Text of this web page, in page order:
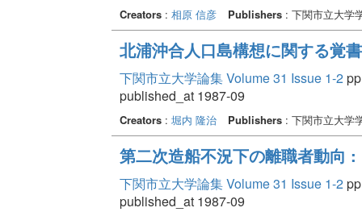
Creators: 相原 信彦 Publishers: 下関市立大学
北浦沖合人口島構想に関する覚書
下関市立大学論集 Volume 31 Issue 1-2
published_at 1987-09
Creators: 堀内 隆治 Publishers: 下関市立大学
第二次造船不況下の離職者動向
下関市立大学論集 Volume 31 Issue 1-2
published_at 1987-09